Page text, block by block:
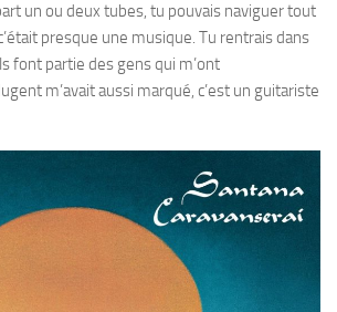
un ou deux tubes, tu pouvais naviguer tout
presque une musique. Tu rentrais dans
font partie des gens qui m’ont
m’avait aussi marqué, c’est un guitariste